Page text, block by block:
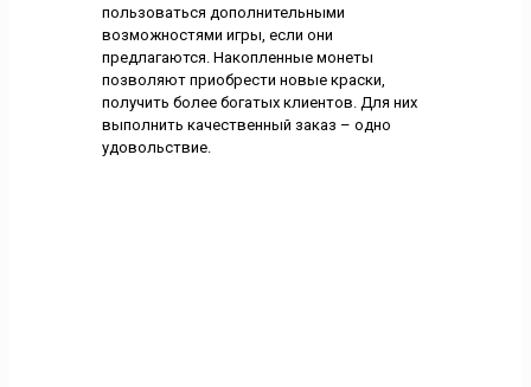
пользоваться дополнительными
возможностями игры, если они
предлагаются. Накопленные монеты
позволяют приобрести новые краски,
получить более богатых клиентов. Для них
выполнить качественный заказ – одно
удовольствие.